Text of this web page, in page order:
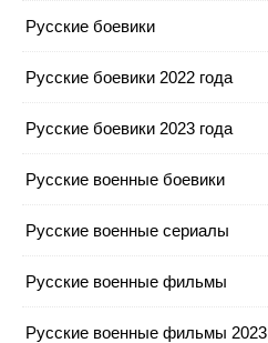
Русские боевики
Русские боевики 2022 года
Русские боевики 2023 года
Русские военные боевики
Русские военные сериалы
Русские военные фильмы
Русские военные фильмы 2023